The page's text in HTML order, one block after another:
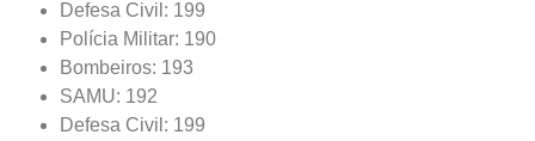
Defesa Civil: 199
Polícia Militar: 190
Bombeiros: 193
SAMU: 192
Defesa Civil: 199